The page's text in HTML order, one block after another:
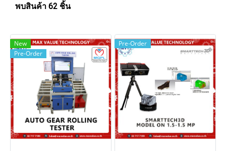
พบสินค้า 62 ชิ้น
New
Pre-Order
Pre-Order